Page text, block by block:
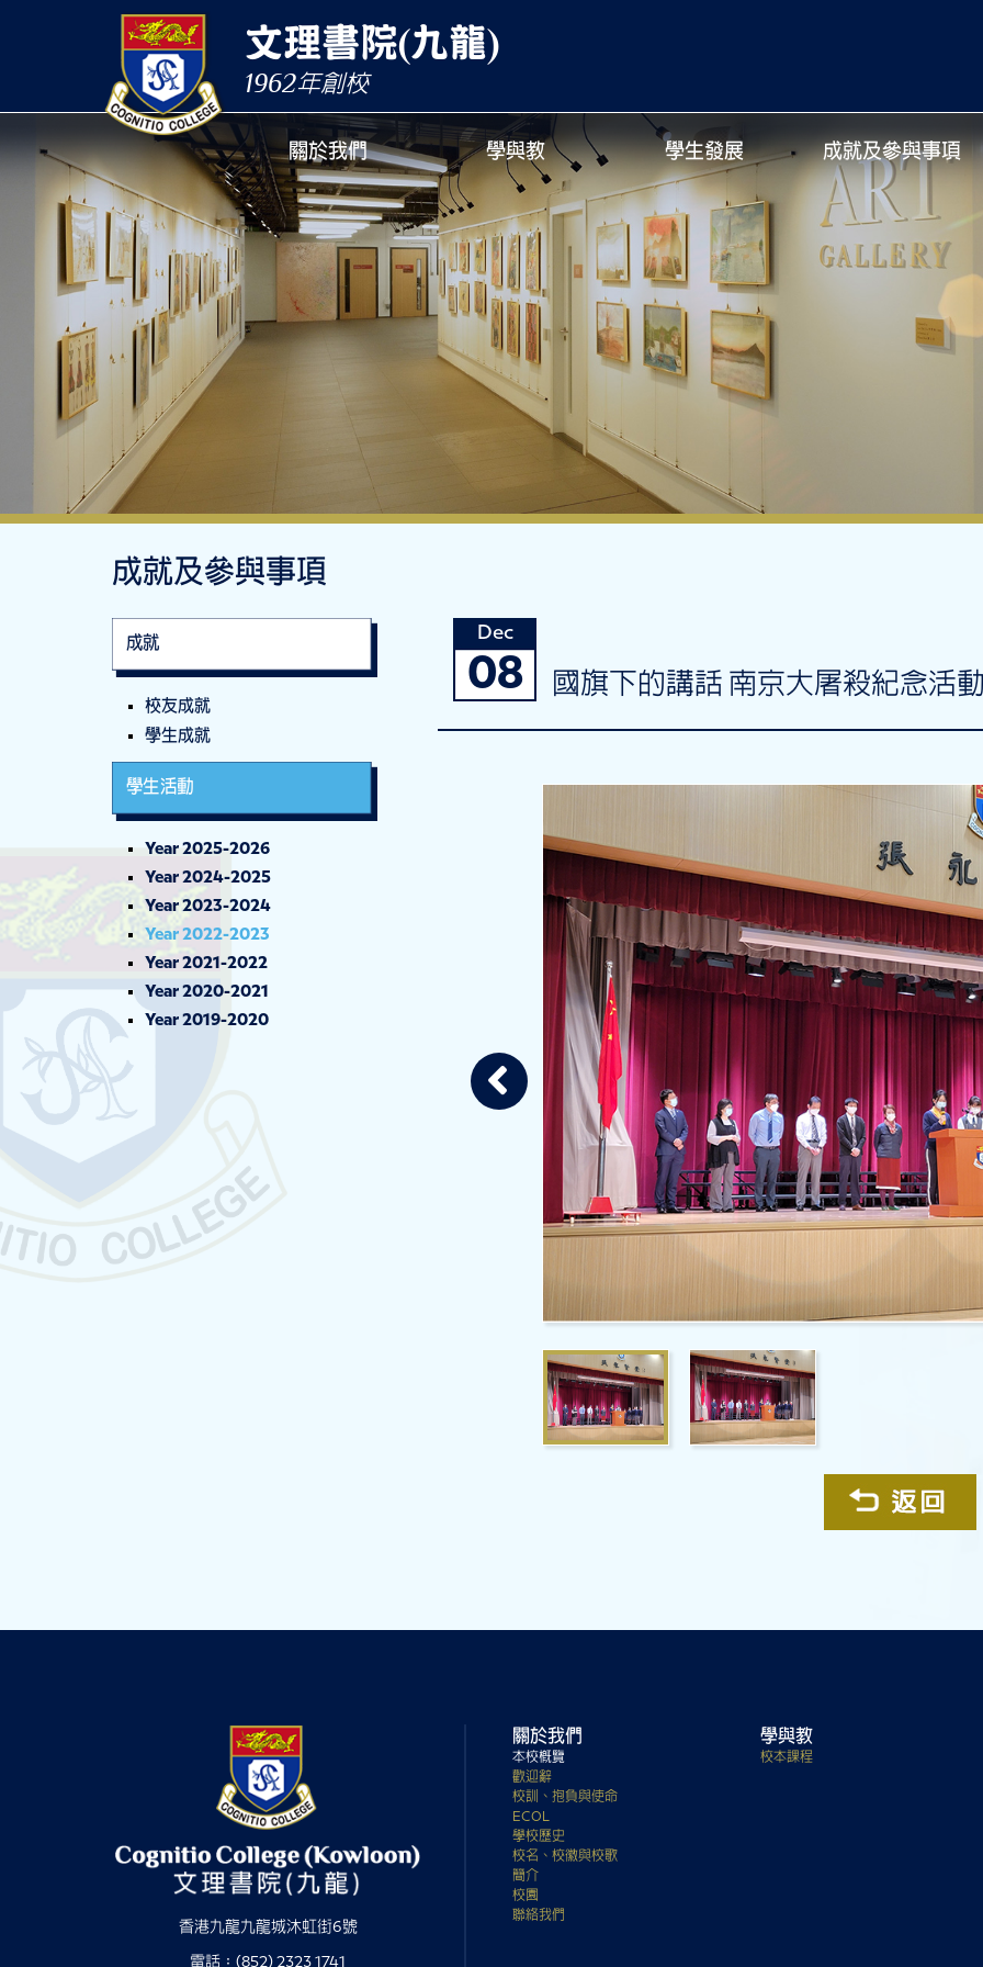
文理書院(九龍)
1962年創校
關於我們 學與教 學生發展 成就及參與事項
成就及參與事項
成就
校友成就
學生成就
學生活動
Year 2025-2026
Year 2024-2025
Year 2023-2024
Year 2022-2023
Year 2021-2022
Year 2020-2021
Year 2019-2020
Dec
08 國旗下的講話 南京大屠殺紀念活
香港九龍九龍城沐虹街6號
電話：(852) 2323 1741
關於我們
本校概覽
歡迎辭
校訓、抱負與使命
ECOL
學校歷史
校名、校徽與校歌
簡介
校園
聯絡我們
學與教
校本課程